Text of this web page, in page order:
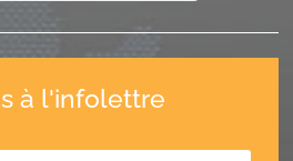
à l'infolettre